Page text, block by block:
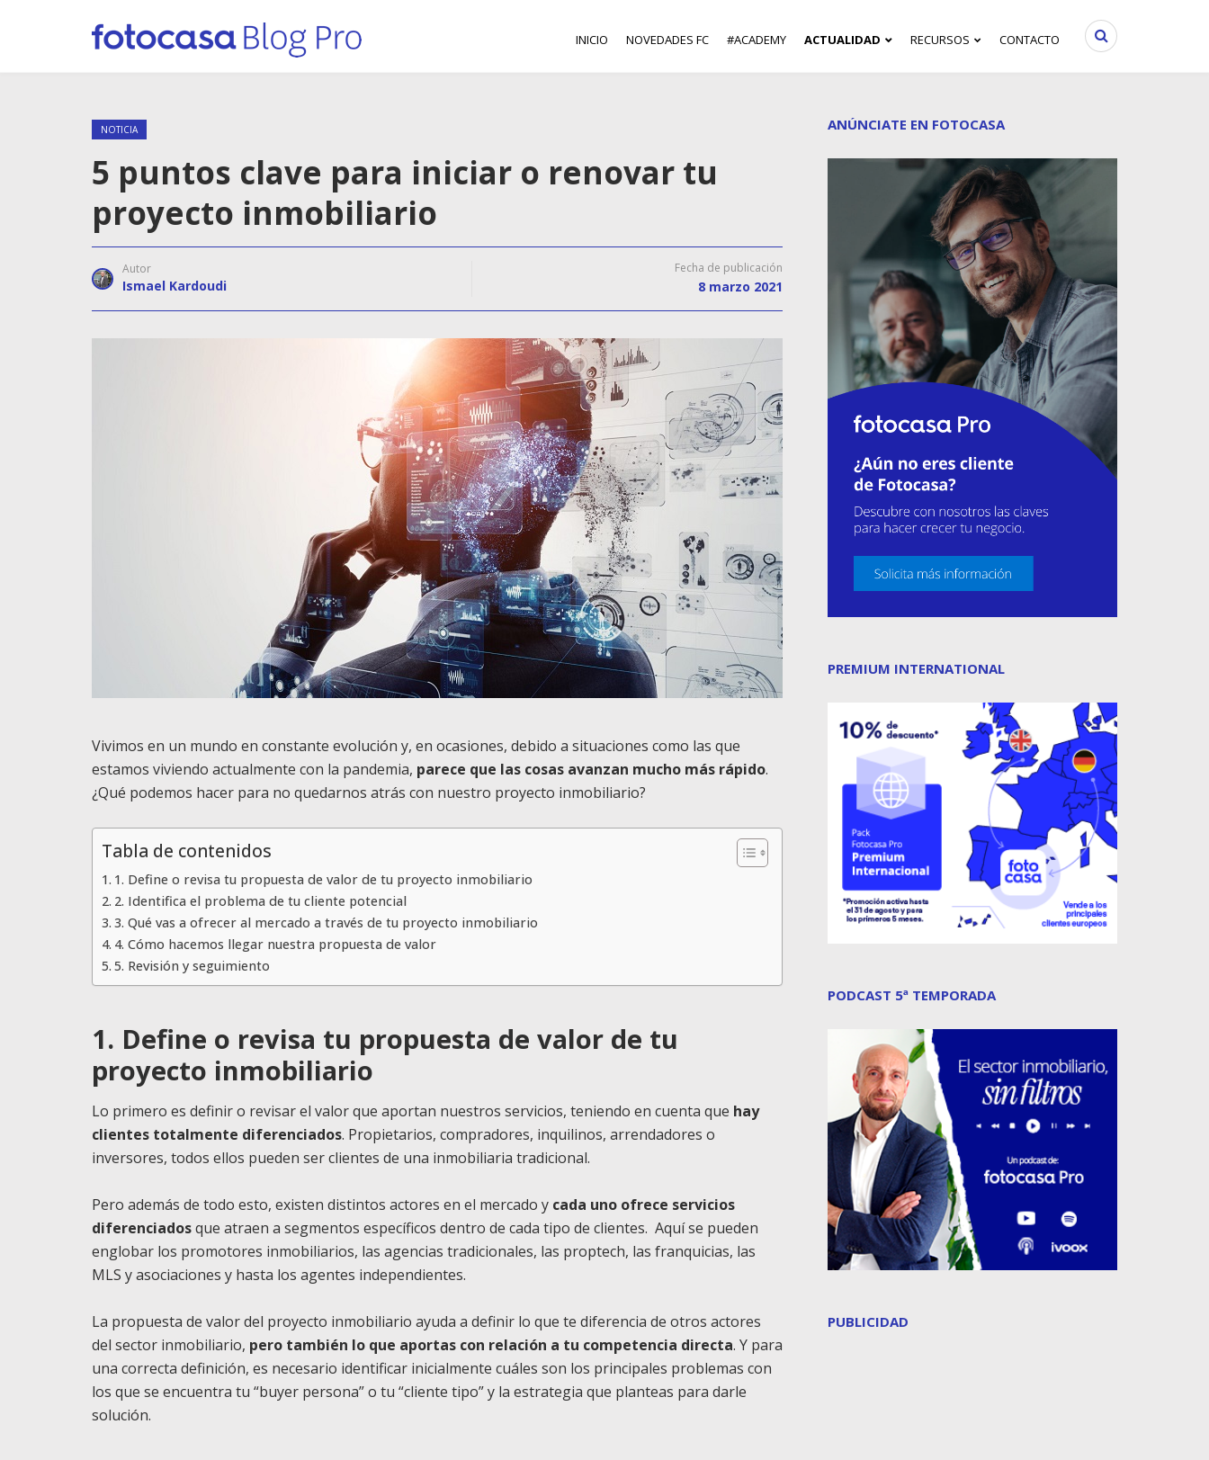
INICIO NOVEDADES FC #ACADEMY ACTUALIDAD RECURSOS CONTACTO
NOTICIA
5 puntos clave para iniciar o renovar tu
proyecto inmobiliario
Autor
Ismael Kardoudi
Fecha de publicación
8 marzo 2021
Vivimos en un mundo en constante evolución y, en ocasiones, debido a situaciones como las que
estamos viviendo actualmente con la pandemia, parece que las cosas avanzan mucho más rápido.
¿Qué podemos hacer para no quedarnos atrás con nuestro proyecto inmobiliario?
Tabla de contenidos
1. Define o revisa tu propuesta de valor de tu proyecto inmobiliario
2. Identifica el problema de tu cliente potencial
3. Qué vas a ofrecer al mercado a través de tu proyecto inmobiliario
4. Cómo hacemos llegar nuestra propuesta de valor
5. Revisión y seguimiento
1. Define o revisa tu propuesta de valor de tu
proyecto inmobiliario
Lo primero es definir o revisar el valor que aportan nuestros servicios, teniendo en cuenta que hay
clientes totalmente diferenciados. Propietarios, compradores, inquilinos, arrendadores o
inversores, todos ellos pueden ser clientes de una inmobiliaria tradicional.
Pero además de todo esto, existen distintos actores en el mercado y cada uno ofrece servicios
diferenciadosque atraen a segmentos específicos dentro de cada tipo de clientes. Aquí se pueden
englobar los promotores inmobiliarios, las agencias tradicionales, las proptech, las franquicias, las
MLS y asociaciones y hasta los agentes independientes.
La propuesta de valor del proyecto inmobiliario ayuda a definir lo que te diferencia de otros actores
del sector inmobiliario, pero también lo que aportas con relación a tu competencia directa. Y para
una correcta definición, es necesario identificar inicialmente cuáles son los principales problemas con
los que se encuentra tu “buyer persona” o tu “cliente tipo” y la estrategia que planteas para darle
solución.
ANÚNCIATE EN FOTOCASA
PREMIUM INTERNATIONAL
PODCAST 5ª TEMPORADA
PUBLICIDAD